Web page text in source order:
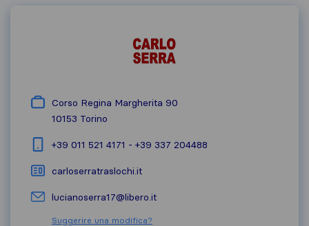
Corso Regina Margherita 90
10153 Torino
+39 011 521 4171 - +39 337 204488
carloserratraslochi.it
lucianoserra17@libero.it
Suggerire una modifica?